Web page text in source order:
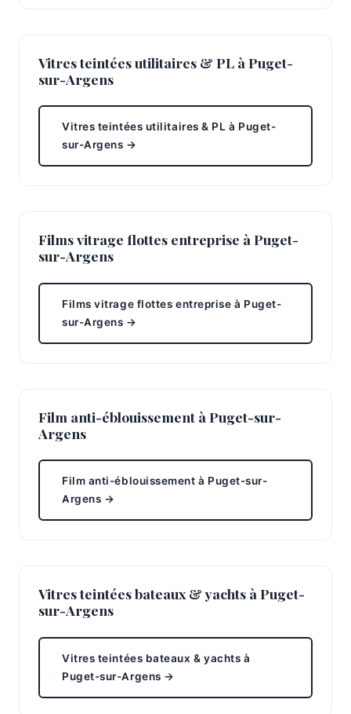
Vitres teintées utilitaires & PL à Puget-
sur-Argens
Vitres teintées utilitaires & PL à Puget-
sur-Argens →
Films vitrage flottes entreprise à Puget-
sur-Argens
Films vitrage flottes entreprise à Puget-
sur-Argens →
Film anti-éblouissement à Puget-sur-
Argens
Film anti-éblouissement à Puget-sur-
Argens →
Vitres teintées bateaux & yachts à Puget-
sur-Argens
Vitres teintées bateaux & yachts à
Puget-sur-Argens →